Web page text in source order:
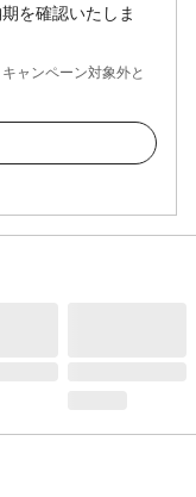
を確認いたしま
ャンペーン対象外と